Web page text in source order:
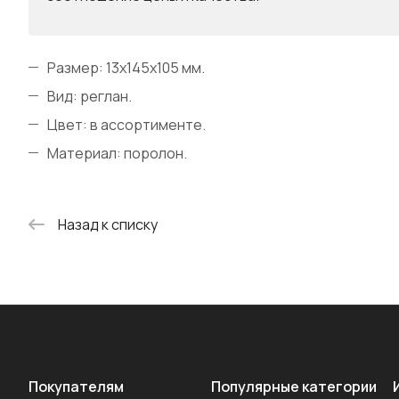
Размер: 13х145х105 мм.
Вид: реглан.
Цвет: в ассортименте.
Материал: поролон.
Назад к списку
Покупателям
Популярные категории